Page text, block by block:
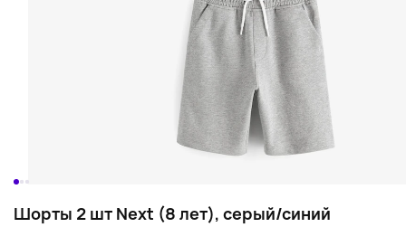
Шорты 2 шт Next (8 лет), серый/синий